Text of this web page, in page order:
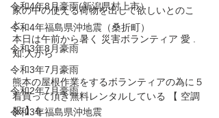
令和4年8月豪雨(新潟県村上市）
令和4年福島県沖地震（桑折町）
令和3年8月豪雨
令和3年7月豪雨
令和2年7月豪雨
令和3年福島県沖地震
家の中の使える荷物を出して欲しいとのこ
と。
本日は午前から暑く 災害ボランティア 愛 .
知.人から
熊本の屋根作業をするボランティアの為に５
着買って頂き無料レンタルしている 【 空調
服 】を